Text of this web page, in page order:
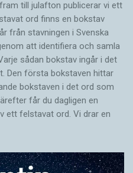
till julafton publicerar vi ett
ord finns en bokstav
från stavningen i Svenska
att identifiera och samla
sådan bokstav ingår i det
Den första bokstaven hittar
bokstaven i det ord som
får du dagligen en
ett felstavat ord. Vi drar en